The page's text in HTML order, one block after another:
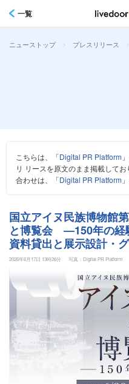
一覧
ニューストップ > プレスリリース >
こちらは、「Digital PR Platform
リ リースを原文のまま掲載して
合わせは、「Digital PR Platform
国立アイヌ民族博物館
と博覧会 ―150年の経
資料貸出と展示設計・
2026年6月17日 13時26分 写真：Digital PR Platform